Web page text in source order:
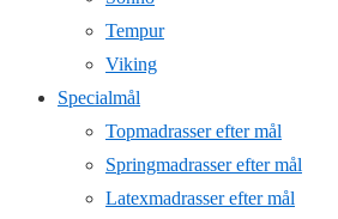
Tempur
Viking
Specialmål
Topmadrasser efter mål
Springmadrasser efter mål
Latexmadrasser efter mål